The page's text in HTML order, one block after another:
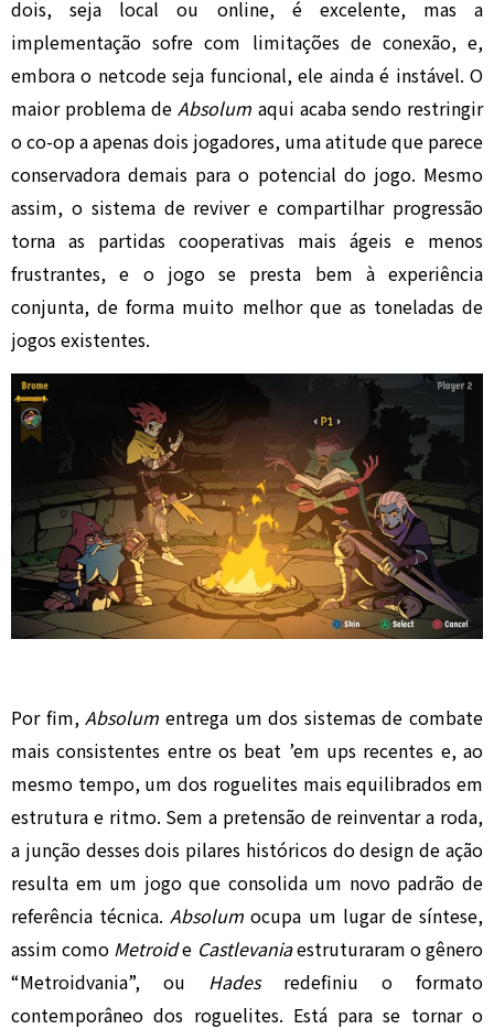
dois, seja local ou online, é excelente, mas a
implementação sofre com limitações de conexão, e,
embora o netcode seja funcional, ele ainda é instável. O
maior problema deAbsolum aqui acaba sendo restringir
o co-op a apenas dois jogadores, uma atitude que parece
conservadora demais para o potencial do jogo. Mesmo
assim, o sistema de reviver e compartilhar progressão
torna as partidas cooperativas mais ágeis e menos
frustrantes, e o jogo se presta bem à experiência
conjunta, de forma muito melhor que as toneladas de
jogos existentes.
Por fim,Absolum entrega um dos sistemas de combate
mais consistentes entre os beat ’em ups recentes e, ao
mesmo tempo, um dos roguelites mais equilibrados em
estrutura e ritmo. Sem a pretensão de reinventar a roda,
a junção desses dois pilares históricos do design de ação
resulta em um jogo que consolida um novo padrão de
referência técnica.Absolum ocupa um lugar de síntese,
assim como Metroide Castlevaniaestruturaram o gênero
“Metroidvania”, ou Hadesredefiniu o formato
contemporâneo dos roguelites. Está para se tornar o